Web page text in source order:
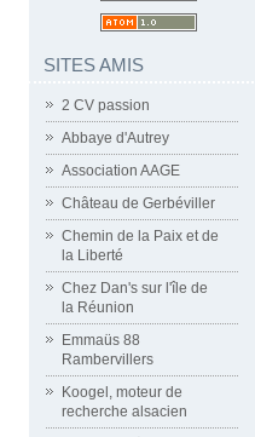
SITES AMIS
2 CV passion
Abbaye d'Autrey
Association AAGE
Château de Gerbéviller
Chemin de la Paix et de
la Liberté
Chez Dan's sur l'île de
la Réunion
Emmaüs 88
Rambervillers
Koogel, moteur de
recherche alsacien